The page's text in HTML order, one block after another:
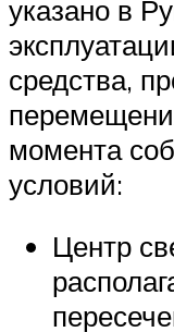
указано в
средства,
момента
условий:
Центр